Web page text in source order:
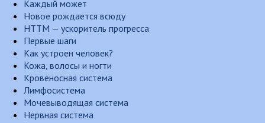
Каждый может
Новое рождается всюду
НТТМ — ускоритель прогресса
Первые шаги
Как устроен человек?
Кожа, волосы и ногти
Кровеносная система
Лимфосистема
Мочевыводящая система
Нервная система